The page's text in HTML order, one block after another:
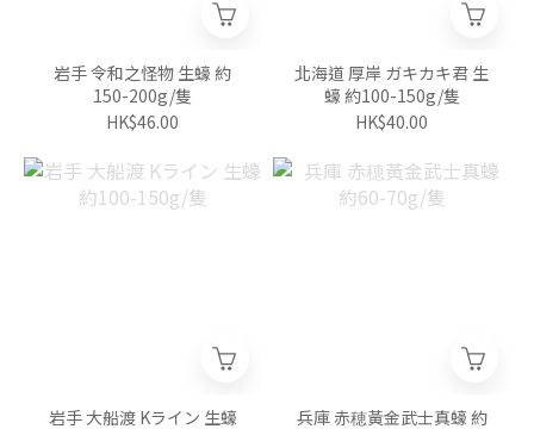
岩手 令和之怪物 生蠔 約
150-200g/隻
HK$46.00
北海道 厚岸 ガキカキ君 生
蠔 約100-150g/隻
HK$40.00
岩手 大船渡 Kライン 生蠔
兵庫 赤穂黃金武士真蠔 約